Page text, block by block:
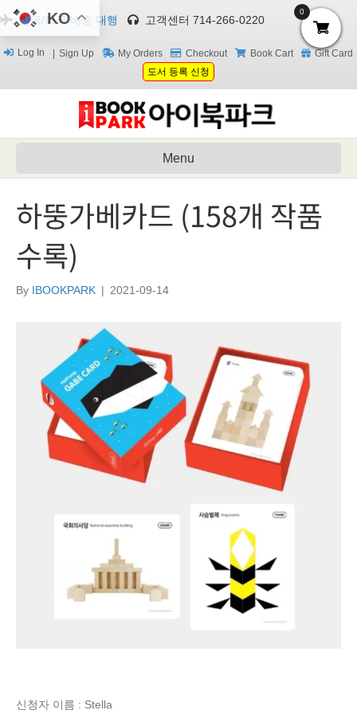
한국/미국 배송 대행 고객센터 714-266-0220
Log In Sign Up My Orders Checkout Book Cart
Gift Card
도서 등록 신청
Menu
하뚱가베카드 (158개 작품
수록)
By IBOOKPARK | 2021-09-14
신청자 이름 : Stella
KO 0